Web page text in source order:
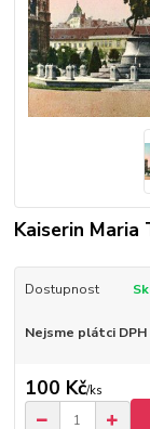
Kaiserin Maria
Dostupnost
Nejsme plátci DPH
100 Kč/ks